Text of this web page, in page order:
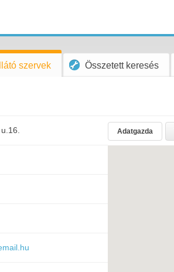
szervek Összetett keresés
Adatgazda